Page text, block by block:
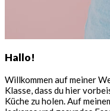
Hallo!
Willkommen auf meiner
Klasse, dass du hier
Küche zu holen. Auf